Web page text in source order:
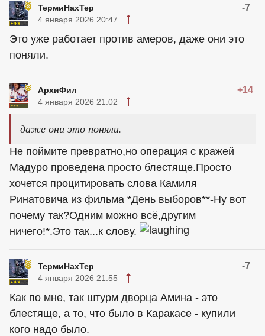
ТермиНахТер -7
4 января 2026 20:47
Это уже работает против амеров, даже они это
поняли.
АрхиФил +14
4 января 2026 21:02
даже они это поняли.
Не поймите превратно,но операция с кражей
Мадуро проведена просто блестяще.Просто
хочется процитировать слова Камиля
Ринатовича из фильма *День выборов**-Ну вот
почему так?Одним можно всё,другим
ничего!*.Это так...к слову.
ТермиНахТер -7
4 января 2026 21:55
Как по мне, так штурм дворца Амина - это
блестяще, а то, что было в Каракасе - купили
кого надо было.